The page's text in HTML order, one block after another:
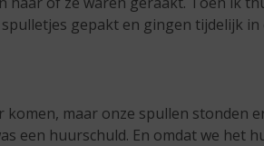
gepakt en gingen tijdelijk in
komen, maar onze spullen stonden
een huurschuld. En omdat we het